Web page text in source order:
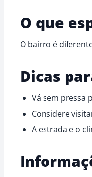
O que
O bairro é
Dicas
Vá sem pressa
Considere
A estrada e o